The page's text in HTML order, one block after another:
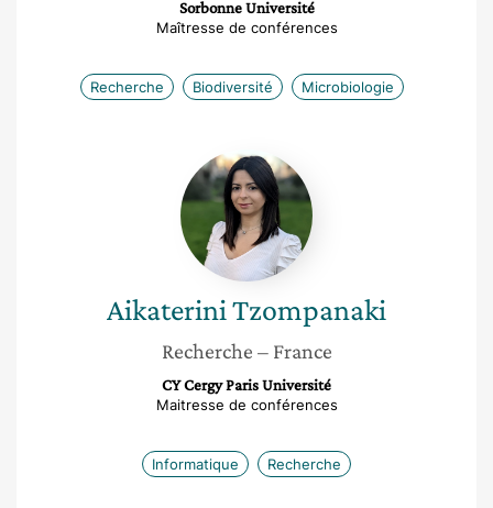
Sorbonne Université
Maîtresse de conférences
Recherche Biodiversité Microbiologie
Aikaterini
Tzompanaki
AikateriniTzompanaki
Recherche – France
CY Cergy Paris Université
Maitresse de conférences
Informatique Recherche